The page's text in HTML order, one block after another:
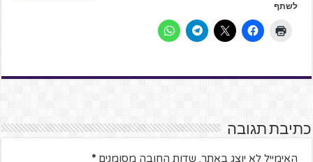
לשתף
כתיבת תגובה
האימייל לא יוצג באתר. שדות החובה מסומנים*